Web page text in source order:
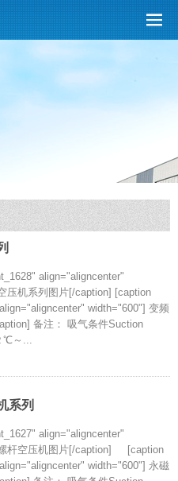
align="aligncenter"
压机系列图片[/caption] [caption
width="600"] 变频
备注： 吸气条件Suction
℃～...
系列
align="aligncenter"
杆空压机图片[/caption] [caption
width="600"] 永磁